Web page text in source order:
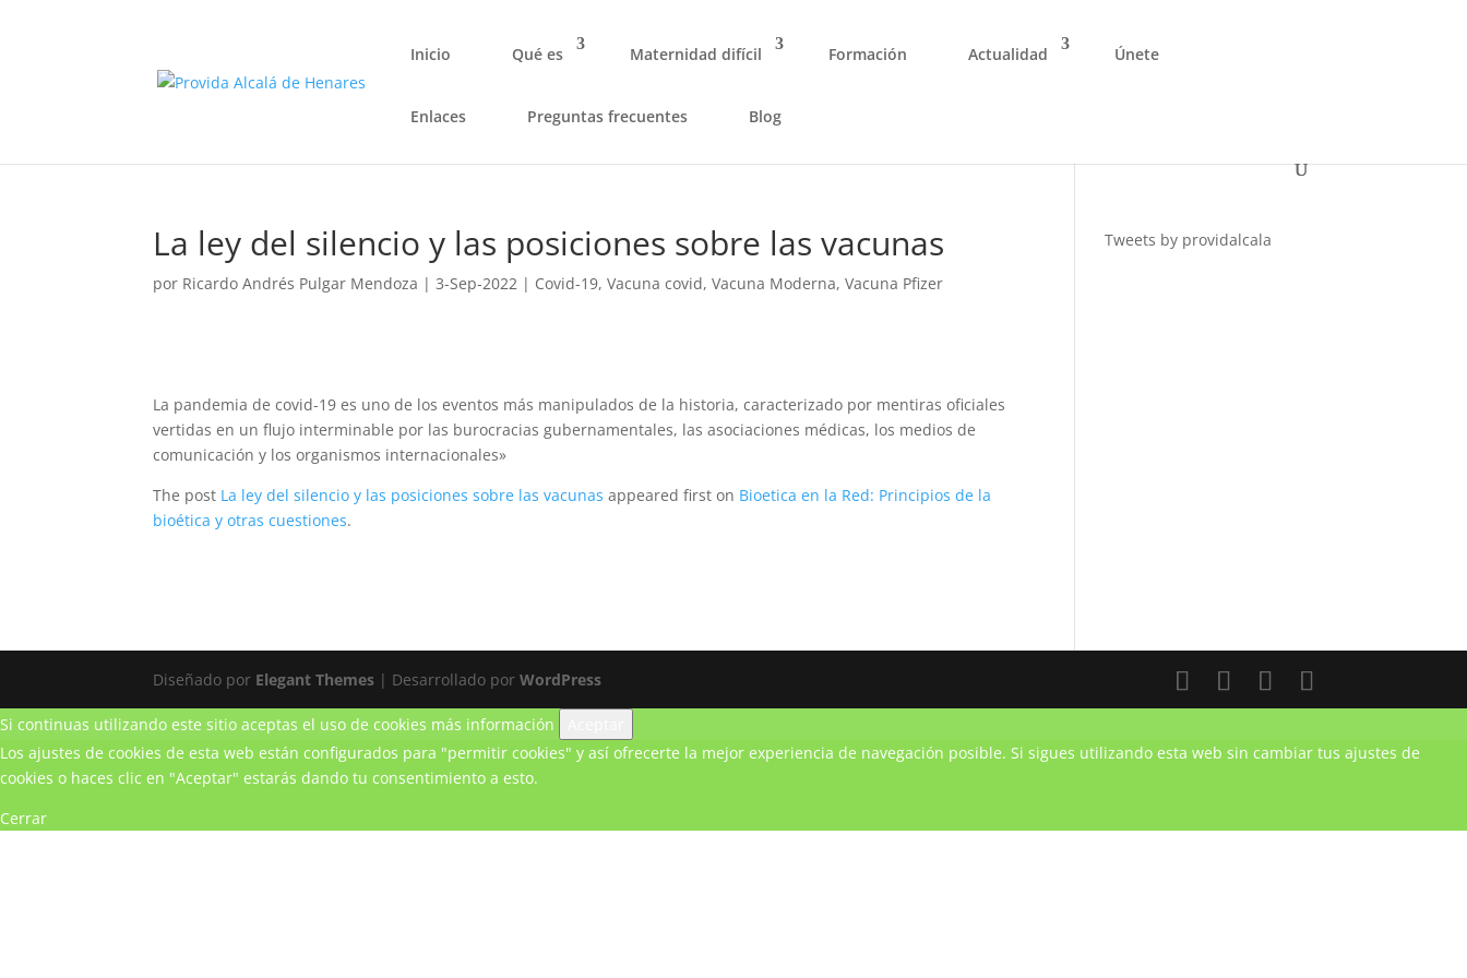
Inicio Qué es Maternidad difícil Formación Actualidad Únete
Enlaces Preguntas frecuentes Blog
La ley del silencio y las posiciones sobre las vacunas
por Ricardo Andrés Pulgar Mendoza |3-Sep-2022 | Covid-19,Vacuna covid,Vacuna Moderna,Vacuna Pfizer
La pandemia de covid-19 es uno de los eventos más manipulados de la historia, caracterizado por mentiras oficiales
vertidas en un flujo interminable por las burocracias gubernamentales, las asociaciones médicas, los medios de
comunicación y los organismos internacionales»
The post La ley del silencio y las posiciones sobre las vacunas appeared first on Bioetica en la Red: Principios de la
bioética y otras cuestiones.
Tweets by providalcala
Diseñado por Elegant Themes | Desarrollado porWordPress
Si continuas utilizando este sitio aceptas el uso de cookies más información
Los ajustes de cookies de esta web están configurados para "permitir cookies" y así ofrecerte la mejor experiencia de navegación posible. Si sigues utilizando esta web sin cambiar tus ajustes de
cookies o haces clic en "Aceptar" estarás dando tu consentimiento a esto.
Cerrar